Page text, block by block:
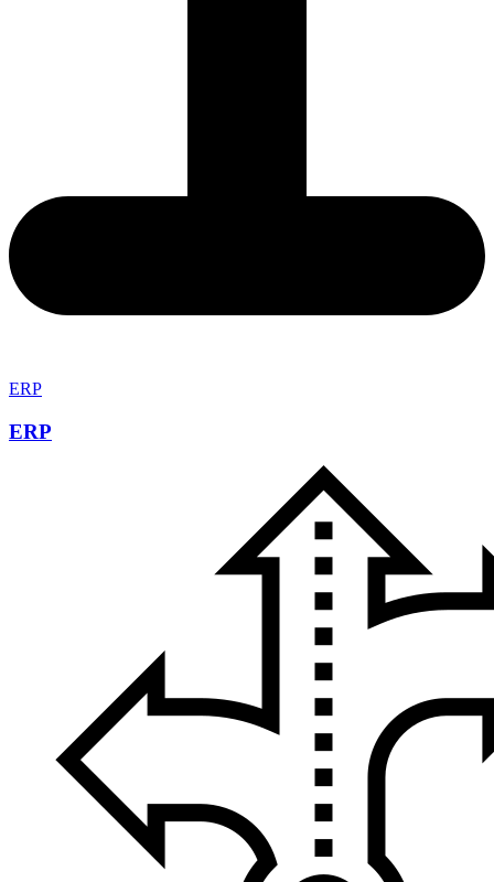
ERP
ERP